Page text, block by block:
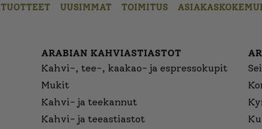
TUOTTEET UUSIMMAT TOIMITUS
ARABIAN KAHVIASTIASTOT
Kahvi-, tee-, kaakao- ja espressokupit
Mukit
Kahvi- ja teekannut
Kahvi- ja teeastiastot